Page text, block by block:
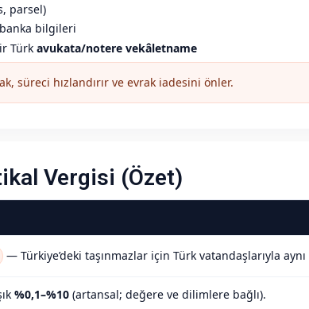
parsel)
bilgileri
Türk avukata/notere vekâletname
süreci hızlandırır ve evrak iadesini önler.
Vergisi (Özet)
— Türkiye’deki taşınmazlar için Türk vatandaşlarıyla
%0,1–%10 (artansal; değere ve dilimlere bağlı).